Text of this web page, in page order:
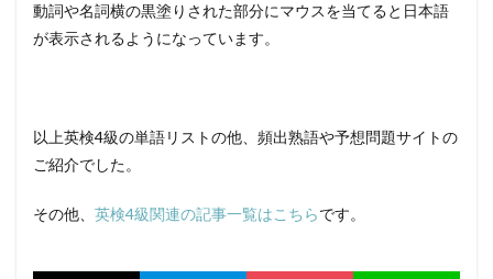
動詞や名詞横の黒塗りされた部分にマウスを当てると日本語
が表示されるようになっています。
以上英検4級の単語リストの他、頻出熟語や予想問題サイトの
ご紹介でした。
その他、 英検4級関連の記事一覧はこちらです。